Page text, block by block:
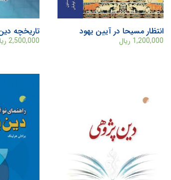
انتظار مسیحا در آیین یهود
1,200,000 ریال
تاریخچه
2,500,000